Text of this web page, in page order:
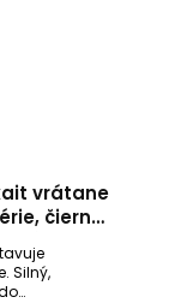
vrátane
čierny,
Silný,